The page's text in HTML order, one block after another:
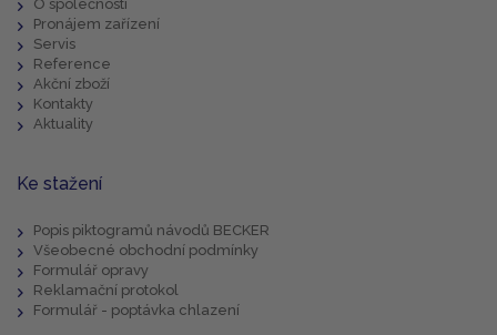
O společnosti
Pronájem zařízení
Servis
Reference
Akční zboží
Kontakty
Aktuality
Ke stažení
Popis piktogramů návodů BECKER
Všeobecné obchodní podmínky
Formulář opravy
Reklamační protokol
Formulář - poptávka chlazení